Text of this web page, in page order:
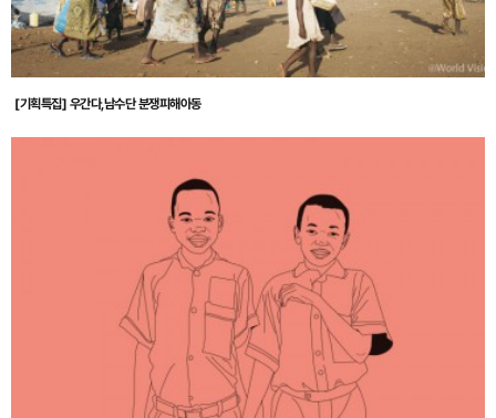
[기획특집] 우간다,남수단 분쟁피해아동